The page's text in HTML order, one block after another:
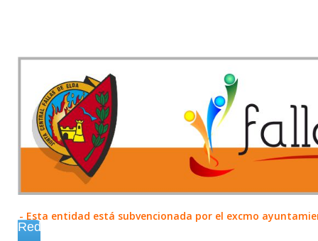
- Esta entidad está subvencionada por el excmo
Redes